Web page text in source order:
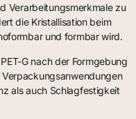
Verarbeitungsmerkmale zu
die Kristallisation beim
und formbar wird.
G nach der Formgebung
als auch Schlagfestigkeit